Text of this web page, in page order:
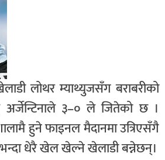
लोथर म्याथ्युजसँग बराबरीको
अर्जेन्टिनाले ३–० ले जितेको छ ।
हुने फाइनल मैदानमा उत्रिएसँगै
धेरै खेल खेल्ने खेलाडी बन्नेछन्।